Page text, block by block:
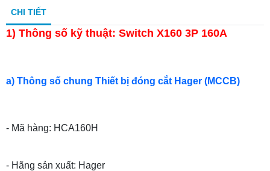
CHI TIẾT
1) Thông số kỹ thuật: Switch X160 3P 160A
a) Thông số chung Thiết bị đóng cắt Hager (MCCB)
- Mã hàng: HCA160H
- Hãng sản xuất: Hager